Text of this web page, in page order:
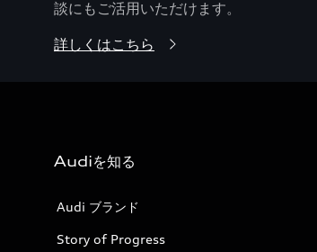
談にもご活用いただけます。
詳しくはこちら
Audiを知る
Audi ブランド
Story of Progress